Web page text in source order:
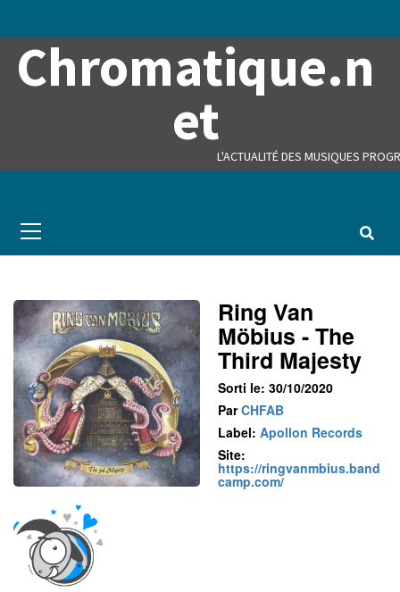
Chromatique.n
et
L'ACTUALITÉ DES MUSIQUES
Menu
Ring Van
Möbius - The
Third Majesty
Sorti le: 30/10/2020
ParCHFAB
Label: Apollon Records
Site:
https://ringvanmbius.band
camp.com/